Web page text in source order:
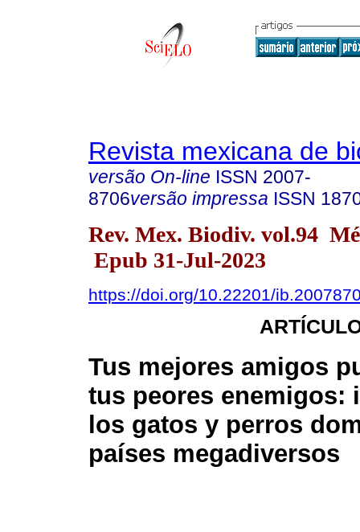
Revista mexicana de
versão On-line ISSN 2007-
8706versão impressa ISSN
Rev. Mex. Biodiv. vol.94
Epub 31-Jul-2023
https://doi.org/10.22201/
Tus mejores amigos
tus peores enemigos:
los gatos y perros
países megadiversos